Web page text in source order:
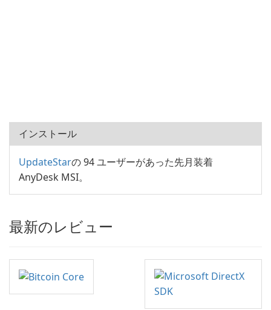
インストール
UpdateStarの 94 ユーザーがあった先月装着
AnyDesk MSI。
最新のレビュー